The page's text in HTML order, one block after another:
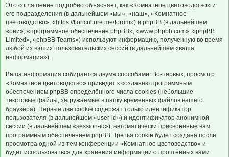
Это соглашение подробно объясняет, как «Комнатное цветоводство» и
его подразделения (в дальнейшем «мы», «наш», «Комнатное
цветоводство», «https://floriculture.me/forum») и phpBB (в дальнейшем
«они», «программное обеспечение phpBB», «www.phpbb.com», «phpBB
Limited», «phpBB Teams») используют информацию, полученную во время
любой из ваших пользовательских сессий (в дальнейшем «ваша
информация»).
Ваша информация собирается двумя способами. Во-первых, просмотр
«Комнатное цветоводство» приведёт к созданию программным
обеспечением phpBB определённого числа cookies (небольшие
текстовые файлы, загружаемые в папку временных файлов вашего
браузера). Первые две cookie содержат только идентификатор
пользователя (в дальнейшем «user-id») и идентификатор анонимной
сессии (в дальнейшем «session-id»), автоматически присвоенные вам
программным обеспечением phpBB. Третья cookie будет создана после
просмотра одной из тем конференции «Комнатное цветоводство» и
будет использоваться для хранения информации о прочтённых вами